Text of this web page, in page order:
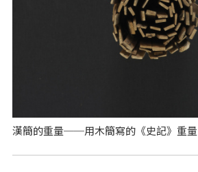
漢簡的重量──用木簡寫的《史記》重量